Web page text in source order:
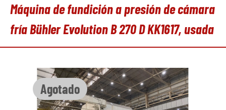
Máquina de fundición a presión de cámara
fría Bühler Evolution B 270 D KK1617, usada
Agotado
Omitir galería de imágenes